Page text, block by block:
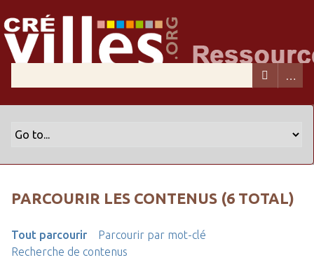
PARCOURIR LES CONTENUS (6 TOTAL)
Tout parcourir
Parcourir par mot-clé
Recherche de contenus